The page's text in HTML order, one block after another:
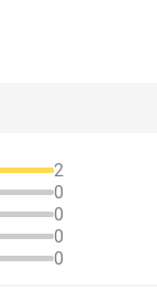
2
0
0
0
0